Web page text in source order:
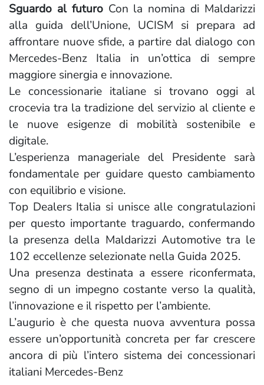
Sguardo al futuroCon la nomina di Maldarizzi
alla guida dell’Unione, UCISM si prepara ad
affrontare nuove sfide, a partire dal dialogo con
Mercedes-Benz Italia in un’ottica di sempre
maggiore sinergia e innovazione.
Le concessionarie italiane si trovano oggi al
crocevia tra la tradizione del servizio al cliente e
le nuove esigenze di mobilità sostenibile e
digitale.
L’esperienza manageriale del Presidente sarà
fondamentale per guidare questo cambiamento
con equilibrio e visione.
Top Dealers Italia si unisce alle congratulazioni
per questo importante traguardo, confermando
la presenza della Maldarizzi Automotive tra le
102 eccellenze selezionate nella Guida 2025.
Una presenza destinata a essere riconfermata,
segno di un impegno costante verso la qualità,
l’innovazione e il rispetto per l’ambiente.
L’augurio è che questa nuova avventura possa
essere un’opportunità concreta per far crescere
ancora di più l’intero sistema dei concessionari
italiani Mercedes-Benz